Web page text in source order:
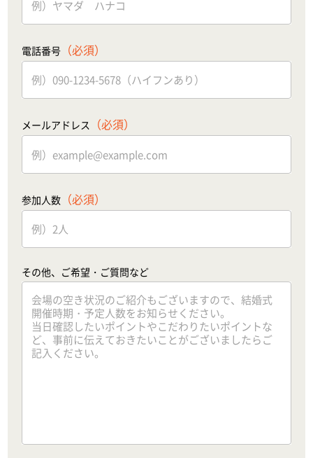
電話番号 （必須）
メールアドレス （必須）
参加人数 （必須）
その他、ご希望・ご質問など